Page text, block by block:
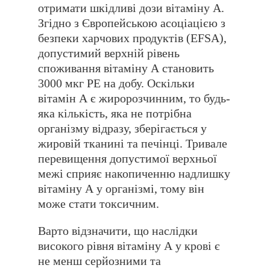
отримати шкідливі дози вітаміну А.
Згідно з Європейською асоціацією з
безпеки харчових продуктів (EFSA),
допустимий верхній рівень
споживання вітаміну А становить
3000 мкг РЕ на добу. Оскільки
вітамін А є жиророзчинним, то будь-
яка кількість, яка не потрібна
організму відразу, зберігається у
жировій тканині та печінці. Тривале
перевищення допустимої верхньої
межі сприяє накопиченню надлишку
вітаміну А у організмі, тому він
може стати токсичним.
Варто відзначити, що наслідки
високого рівня вітаміну А у крові є
не менш серйозними та